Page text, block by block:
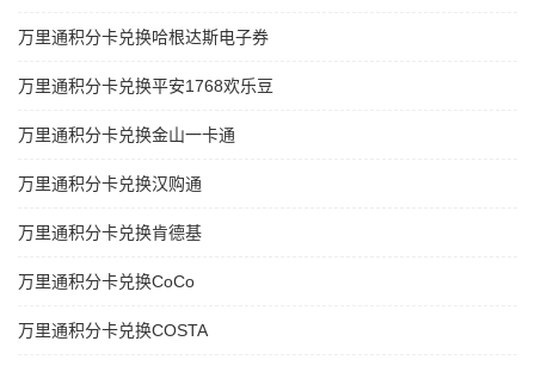
万里通积分卡兑换哈根达斯电子券
万里通积分卡兑换平安1768欢乐豆
万里通积分卡兑换金山一卡通
万里通积分卡兑换汉购通
万里通积分卡兑换肯德基
万里通积分卡兑换CoCo
万里通积分卡兑换COSTA